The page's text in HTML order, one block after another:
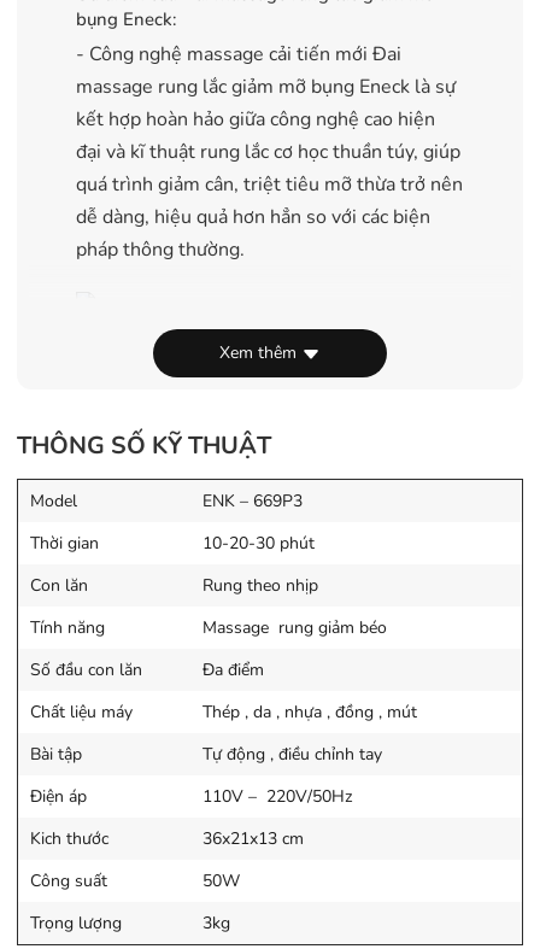
bụng Eneck:
- Công nghệ massage cải tiến mới Đai
massage rung lắc giảm mỡ bụng Eneck là sự
kết hợp hoàn hảo giữa công nghệ cao hiện
đại và kĩ thuật rung lắc cơ học thuần túy, giúp
quá trình giảm cân, triệt tiêu mỡ thừa trở nên
dễ dàng, hiệu quả hơn hẳn so với các biện
pháp thông thường.
Nhiệt hồng ngoại hỗ trợ giảm cân
ngoại trong khi mát xa rung ở tần số cao giúp
quá trình đốt cháy mỡ thừa diễn ra nhanh
chóng và hiệu quả hơn bao giờ hết. Massage
rung kết hợp tạo nhiệt loại bỏ 80% lượng mỡ
luyện.
Động cơ liên tục xoay tròn 360 độ
Xem thêm
THÔNG SỐ KỸ THUẬT
Model
ENK – 669P3
Thời gian
10-20-30 phút
Con lăn
Rung theo nhịp
Tính năng
Massage rung giảm béo
Số đầu con lăn
Đa điểm
Chất liệu máy
Thép , da , nhựa , đồng , mút
Bài tập
Tự động , điều chỉnh tay
Điện áp
110V – 220V/50Hz
Kich thước
36x21x13 cm
Công suất
50W
Trọng lượng
3kg